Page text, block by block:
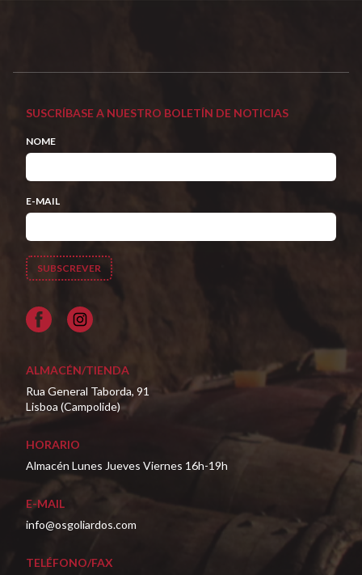
SUSCRÍBASE A NUESTRO BOLETÍN DE NOTICIAS
NOME
E-MAIL
Facebook
ALMACÉN/TIENDA
Rua General Taborda, 91
Lisboa (Campolide)
HORARIO
Almacén Lunes Jueves Viernes 16h-19h
E-MAIL
info@osgoliardos.com
TELÉFONO/FAX